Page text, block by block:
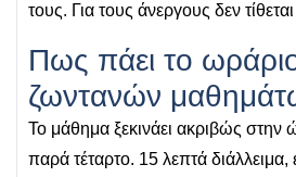
τους. Για τους άνεργους δεν
Πως πάει το
ζωντανών
Το μάθημα ξεκινάει ακριβώς στην
παρά τέταρτο. 15 λεπτά